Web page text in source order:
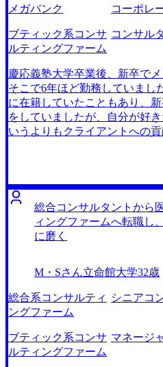
たいという思いや、様々なク
を経験して知見を深めたいと
ント職を志望しました。 3社で
担当してくれた石井正人さん
ャリアへの希望をもとに「IT
業開発なども行っているコン
介してくれました。 コンサル
る他のエージェントさんにも
考えてくれているのは石井さ
しました。 これまでに成功し
の高いコンサルティングファ
めの戦略を綿密に練ってくれ
介だけでも本当に助かったの
厚く、感謝しています。 元々
が、クライアントワークとい
一つ一つ修正できたのは石井
のおげです。 コンサルティン
気持ちが固かったので、終始
全うできました。 石井さんが
たので、それに応えるために
メガバンク コーポレ
ブティック系コンサ
ルティングファーム
コンサル
慶応義塾大学卒業後、新卒で
そこで6年ほど勤務していまし
に在籍していたこともあり、
をしていましたが、自分が好
いうよりもクライアントへの
貢献したいと思いました。 金
も密接に経営者を支援すると
ルティングファームに入りた
あったため、転職希望先をブ
ファームに絞って転職活動を
し自分がコンサルティングフ
絶対使うべきと先輩から強く
初から信頼度と期待度は高か
ジェントにも話を聞いて比較し
石井正人さんの対応から、期
な腕前を感じたため、コンサ
総合コンサルタントから
ィングファームへ転職し
に磨く
M・Sさん立命館大学32歳
総合系コンサルティ
ングファーム
シニアコ
ブティック系コンサ
ルティングファーム
マネージ